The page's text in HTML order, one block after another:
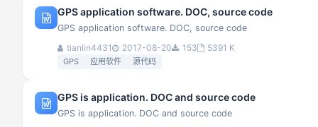
GPS application software. DOC, source code
GPS application software. DOC, source code
tianlin4431
2017-08-20 153 5391 K
GPS 应用软件 源代码
GPS is application. DOC and source code
GPS is application. DOC and source code